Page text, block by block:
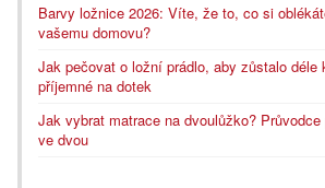
Barvy ložnice 2026: Víte, že to, co si
vašemu domovu?
Jak pečovat o ložní prádlo, aby zůstalo déle
příjemné na dotek
Jak vybrat matrace na dvoulůžko?
ve dvou